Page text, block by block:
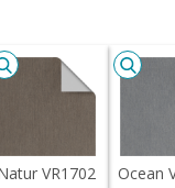
VR1702 Ocean